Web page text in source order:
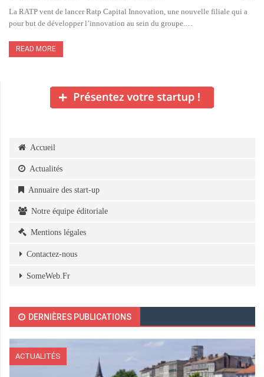
La RATP vent de lancer Ratp Capital Innovation, une nouvelle filiale qui a
pour but de développer l’innovation au sein du groupe.…
READ MORE
Accueil
Actualités
Annuaire des start-up
Notre équipe éditoriale
Mentions légales
Contactez-nous
SomeWeb.Fr
DERNIÈRES PUBLICATIONS
ACTUALITÉS